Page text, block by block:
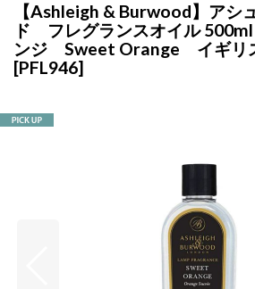
【Ashleigh & Burwood】アシ
ド フレグランスオイル
ンジ Sweet Orange イギリ
[PFL946]